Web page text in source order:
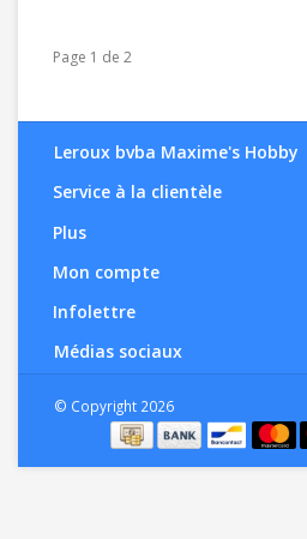
Page 1 de 2
Leroux bvba Maxime's Hobby
Service à la clientèle
Plus
Mon compte
Infolettre
Médias sociaux
© Copyright 2026